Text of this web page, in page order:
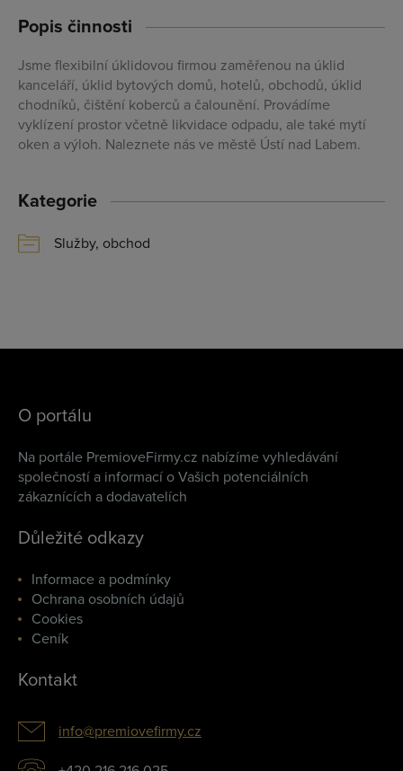
Popis činnosti
Jsme flexibilní úklidovou firmou zaměřenou na úklid
kanceláří, úklid bytových domů, hotelů, obchodů, úklid
chodníků, čištění koberců a čalounění. Provádíme
vyklízení prostor včetně likvidace odpadu, ale také mytí
oken a výloh. Naleznete nás ve městě Ústí nad Labem.
Kategorie
Služby, obchod
O portálu
Na portále PremioveFirmy.cz nabízíme vyhledávání
společností a informací o Vašich potenciálních
zákaznících a dodavatelích
Důležité odkazy
Informace a podmínky
Ochrana osobních údajů
Cookies
Ceník
Kontakt
info@premiovefirmy.cz
Vždy aktuální prezentace Vaší firmy
PŘIDAT FIRMU